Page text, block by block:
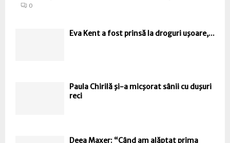
0
Eva Kent a fost prinsă la droguri uşoare,...
Paula Chirilă şi-a micşorat sânii cu duşuri
reci
Deea Maxer: “Când am alăptat prima